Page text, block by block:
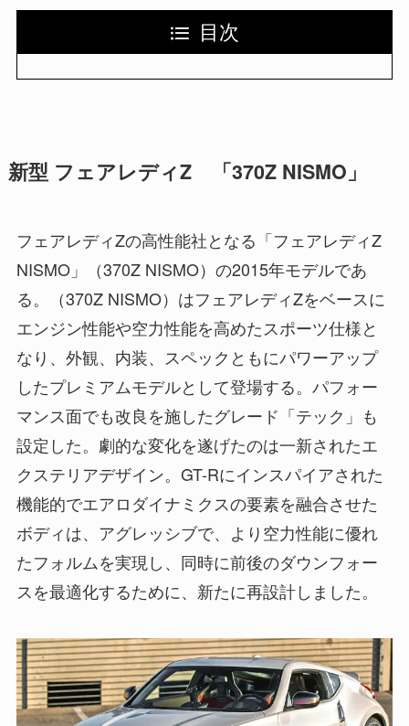
目次
新型 フェアレディZ 「370Z NISMO」
フェアレディZの高性能社となる「フェアレディZ
NISMO」（370Z NISMO）の2015年モデルであ
る。（370Z NISMO）はフェアレディZをベースに
エンジン性能や空力性能を高めたスポーツ仕様と
なり、外観、内装、スペックともにパワーアップ
したプレミアムモデルとして登場する。パフォー
マンス面でも改良を施したグレード「テック」も
設定した。劇的な変化を遂げたのは一新されたエ
クステリアデザイン。GT-Rにインスパイアされた
機能的でエアロダイナミクスの要素を融合させた
ボディは、アグレッシブで、より空力性能に優れ
たフォルムを実現し、同時に前後のダウンフォー
スを最適化するために、新たに再設計しました。